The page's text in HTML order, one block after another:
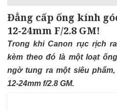
Đẳng cấp ống kính
12-24mm F/2.8 GM!
Trong khi Canon rục rịch
kèm theo đó là một loạt
ngờ tung ra một siêu
12-24mm f/2.8 GM.